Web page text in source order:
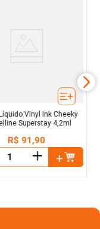
Vinyl Ink Cheeky
Superstay 4,2ml
R$ 91,90
＋